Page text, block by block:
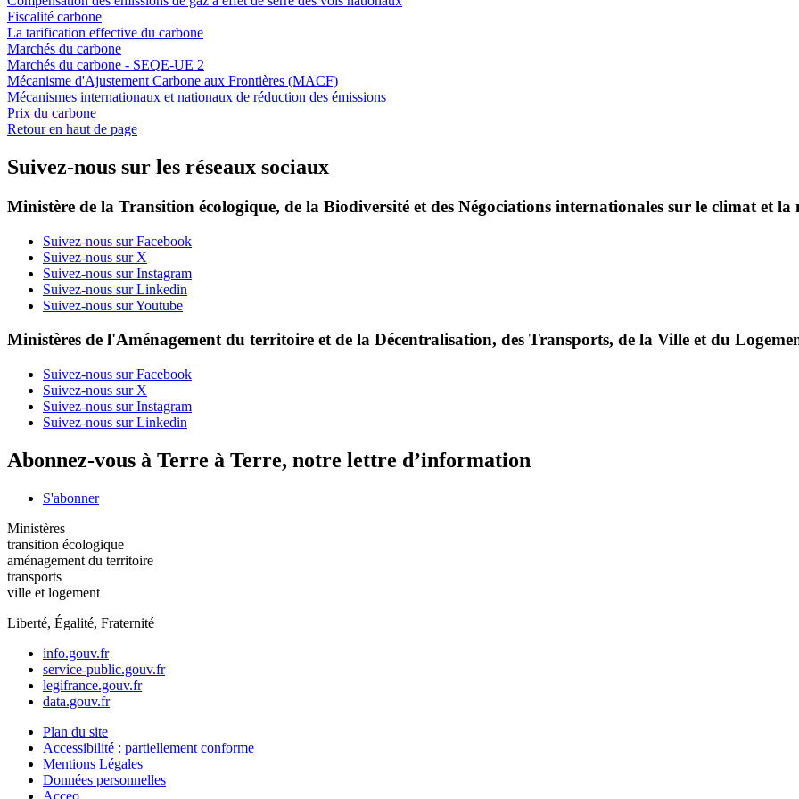
Fiscalité carbone
La tarification effective du carbone
Marchés du carbone
Marchés du carbone - SEQE-UE 2
Mécanisme d'Ajustement Carbone aux Frontières (MACF)
Mécanismes internationaux et nationaux de réduction des émissions
Prix du carbone
Retour en haut de page
Suivez-nous sur les réseaux sociaux
Ministère de la Transition écologique, de la Biodiversité et des Négociations internationales sur le climat et la
Suivez-nous sur Facebook
Suivez-nous sur X
Suivez-nous sur Instagram
Suivez-nous sur Linkedin
Suivez-nous sur Youtube
Ministères de l'Aménagement du territoire et de la Décentralisation, des Transports, de la Ville et du
Suivez-nous sur Facebook
Suivez-nous sur X
Suivez-nous sur Instagram
Suivez-nous sur Linkedin
Abonnez-vous à Terre à Terre, notre lettre d’information
S'abonner
Ministères
transition écologique
aménagement du territoire
transports
ville et logement
Liberté, Égalité, Fraternité
info.gouv.fr
service-public.gouv.fr
legifrance.gouv.fr
data.gouv.fr
Plan du site
Accessibilité : partiellement conforme
Mentions Légales
Données personnelles
Acceo